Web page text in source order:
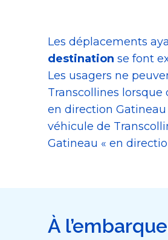
Les déplacements
destination se font
Les usagers ne
Transcollines
en direction Gatineau
véhicule de
Gatineau « en
À